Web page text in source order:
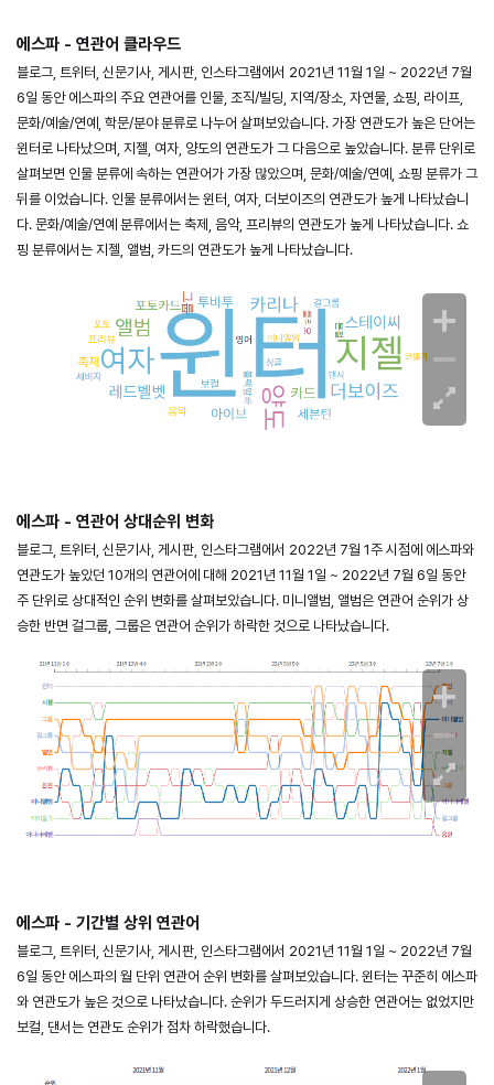
에스파 - 연관어 클라우드
블로그, 트위터, 신문기사, 게시판, 인스타그램에서 2021년 11월 1일 ~ 2022년 7월
6일 동안 에스파의 주요 연관어를 인물, 조직/빌딩, 지역/장소, 자연물, 쇼핑, 라이프,
문화/예술/연예, 학문/분야 분류로 나누어 살펴보았습니다. 가장 연관도가 높은 단어는
윈터로 나타났으며, 지젤, 여자, 양도의 연관도가 그 다음으로 높았습니다. 분류 단위로
살펴보면 인물 분류에 속하는 연관어가 가장 많았으며, 문화/예술/연예, 쇼핑 분류가 그
뒤를 이었습니다. 인물 분류에서는 윈터, 여자, 더보이즈의 연관도가 높게 나타났습니
다. 문화/예술/연예 분류에서는 축제, 음악, 프리뷰의 연관도가 높게 나타났습니다. 쇼
핑 분류에서는 지젤, 앨범, 카드의 연관도가 높게 나타났습니다.
에스파 - 연관어 상대순위 변화
블로그, 트위터, 신문기사, 게시판, 인스타그램에서 2022년 7월 1주 시점에 에스파와
연관도가 높았던 10개의 연관어에 대해 2021년 11월 1일 ~ 2022년 7월 6일 동안
주 단위로 상대적인 순위 변화를 살펴보았습니다. 미니앨범, 앨범은 연관어 순위가 상
승한 반면 걸그룹, 그룹은 연관어 순위가 하락한 것으로 나타났습니다.
에스파 - 기간별 상위 연관어
블로그, 트위터, 신문기사, 게시판, 인스타그램에서 2021년 11월 1일 ~ 2022년 7월
6일 동안 에스파의 월 단위 연관어 순위 변화를 살펴보았습니다. 윈터는 꾸준히 에스파
와 연관도가 높은 것으로 나타났습니다. 순위가 두드러지게 상승한 연관어는 없었지만
보컬, 댄서는 연관도 순위가 점차 하락했습니다.